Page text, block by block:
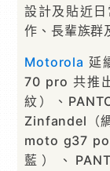
設計及貼近
作、長輩族群
Motorola 延
70 pro 共推
紋）、
Zinfandel（
moto g37
藍）、